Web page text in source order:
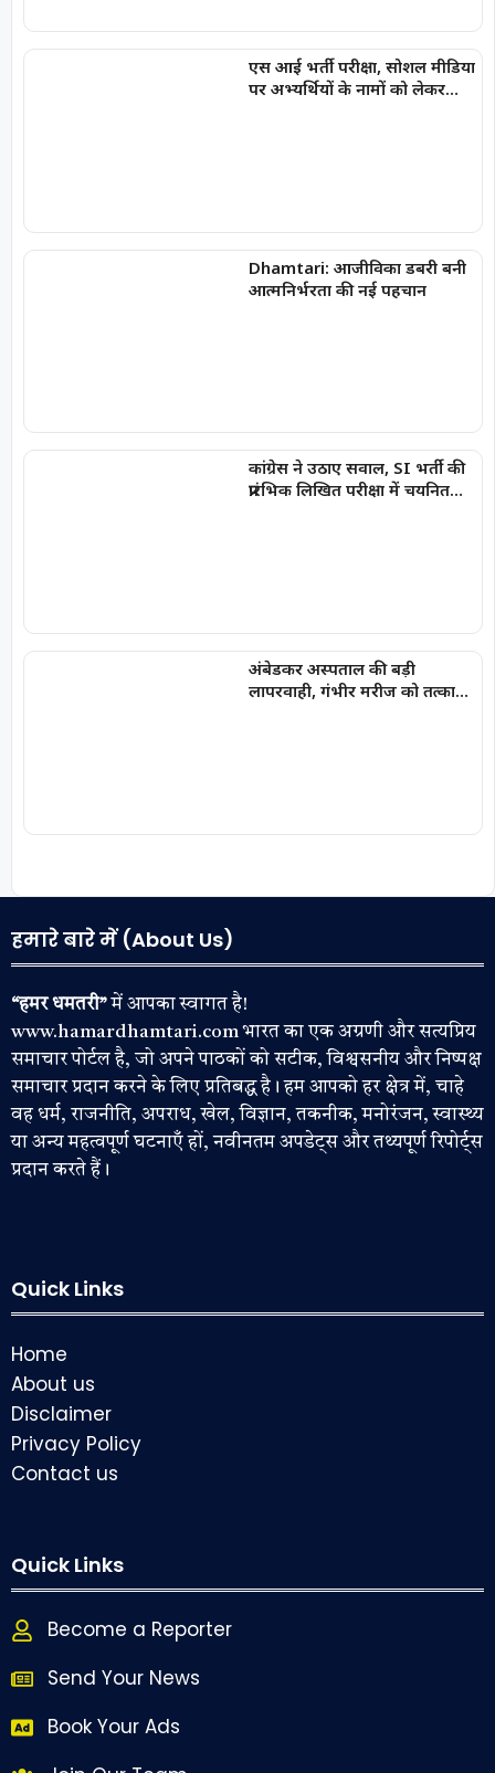
एस आई भर्ती परीक्षा, सोशल मीडिया
पर अभ्यर्थियों के नामों को लेकर
Dhamtari: आजीविका डबरी बनी
आत्मनिर्भरता की नई पहचान
कांग्रेस ने उठाए सवाल, SI भर्ती की
प्रारंभिक लिखित परीक्षा में चयनित
अंबेडकर अस्पताल की बड़ी
लापरवाही, गंभीर मरीज को तत्काल
हमारे बारे में (About Us)
“हमर धमतरी”में आपका स्वागत है!
www.hamardhamtari.com भारत का एक अग्रणी और सत्यप्रिय
समाचार पोर्टल है, जो अपने पाठकों को सटीक, विश्वसनीय और निष्पक्ष
समाचार प्रदान करने के लिए प्रतिबद्ध है। हम आपको हर क्षेत्र में, चाहे
वह धर्म, राजनीति, अपराध, खेल, विज्ञान, तकनीक, मनोरंजन, स्वास्थ्य
या अन्य महत्वपूर्ण घटनाएँ हों, नवीनतम अपडेट्स और तथ्यपूर्ण रिपोर्ट्स
प्रदान करते हैं।
Quick Links
Home
About us
Disclaimer
Privacy Policy
Contact us
Quick Links
Become a Reporter
Send Your News
Book Your Ads